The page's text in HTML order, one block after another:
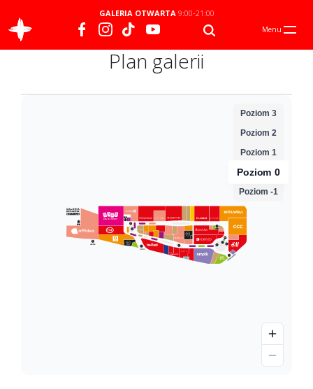
GALERIA OTWARTA9:00-21:00
Menu
Plan galerii